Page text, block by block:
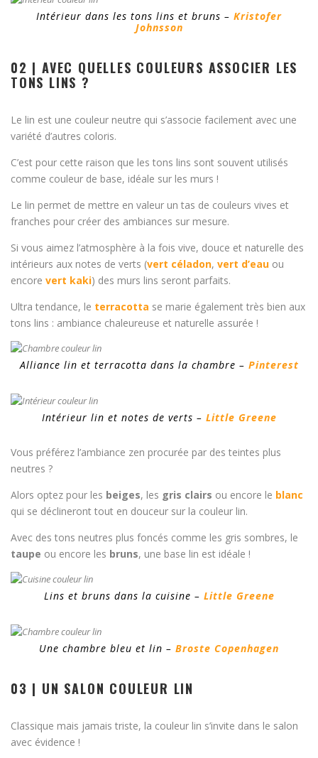
Intérieur dans les tons lins et bruns – Kristofer
Johnsson
02 | AVEC QUELLES COULEURS ASSOCIER LES
TONS LINS ?
Le lin est une couleur neutre qui s’associe facilement avec une
variété d’autres coloris.
C’est pour cette raison que les tons lins sont souvent utilisés
comme couleur de base, idéale sur les murs !
Le lin permet de mettre en valeur un tas de couleurs vives et
franches pour créer des ambiances sur mesure.
Si vous aimez l’atmosphère à la fois vive, douce et naturelle des
intérieurs aux notes de verts (vert céladon, vert d’eau ou
encore vert kaki) des murs lins seront parfaits.
Ultra tendance, le terracotta se marie également très bien aux
tons lins : ambiance chaleureuse et naturelle assurée !
Alliance lin et terracotta dans la chambre – Pinterest
Intérieur lin et notes de verts – Little Greene
Vous préférez l’ambiance zen procurée par des teintes plus
neutres ?
Alors optez pour les beiges, les gris clairs ou encore le blanc
qui se déclineront tout en douceur sur la couleur lin.
Avec des tons neutres plus foncés comme les gris sombres, le
taupe ou encore les bruns, une base lin est idéale !
Lins et bruns dans la cuisine – Little Greene
Une chambre bleu et lin – Broste Copenhagen
03 | UN SALON COULEUR LIN
Classique mais jamais triste, la couleur lin s’invite dans le salon
avec évidence !